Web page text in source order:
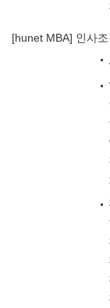
[hunet MBA] 인사조